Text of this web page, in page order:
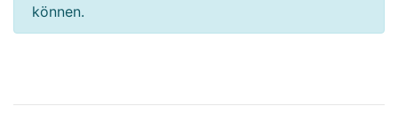
können.